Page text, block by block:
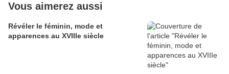
Vous aimerez aussi
​​​​​​​Révéler le féminin, mode et
apparences au XVIIIe siècle